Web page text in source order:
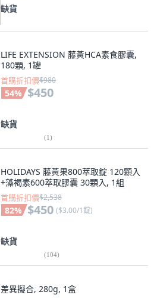
缺貨
LIFE EXTENSION 藤黃HCA素食膠囊,
180顆, 1罐
首購折扣價$980
54% $450
缺貨
(1)
HOLIDAYS 藤黃果800萃取錠 120顆入
+藻褐素600萃取膠囊 30顆入, 1組
首購折扣價$2,538
82% $450 ($3.00/1錠)
缺貨
(104)
差異擬合, 280g, 1盒